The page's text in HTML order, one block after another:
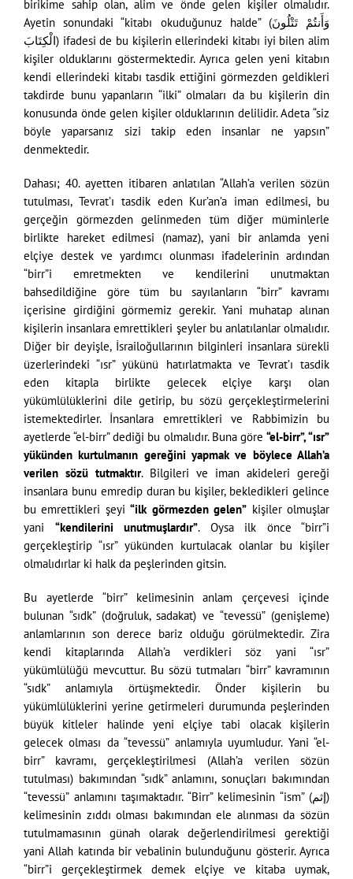
birikime sahip olan, alim ve önde gelen kişiler olmalıdır.
Ayetin sonundaki “kitabı okuduğunuz halde” (وَأَنتُمْ تَتْلُونَ
الْكِتَابَ) ifadesi de bu kişilerin ellerindeki kitabı iyi bilen alim
kişiler olduklarını göstermektedir. Ayrıca gelen yeni kitabın
kendi ellerindeki kitabı tasdik ettiğini görmezden geldikleri
takdirde bunu yapanların “ilki” olmaları da bu kişilerin din
konusunda önde gelen kişiler olduklarının delilidir. Adeta “siz
böyle yaparsanız sizi takip eden insanlar ne yapsın”
denmektedir.
Dahası; 40. ayetten itibaren anlatılan “Allah’a verilen sözün
tutulması, Tevrat’ı tasdik eden Kur’an’a iman edilmesi, bu
gerçeğin görmezden gelinmeden tüm diğer müminlerle
birlikte hareket edilmesi (namaz), yani bir anlamda yeni
elçiye destek ve yardımcı olunması ifadelerinin ardından
“birr”i emretmekten ve kendilerini unutmaktan
bahsedildiğine göre tüm bu sayılanların “birr” kavramı
içerisine girdiğini görmemiz gerekir. Yani muhatap alınan
kişilerin insanlara emrettikleri şeyler bu anlatılanlar olmalıdır.
Diğer bir deyişle, İsrailoğullarının bilginleri insanlara sürekli
üzerlerindeki “ısr” yükünü hatırlatmakta ve Tevrat’ı tasdik
eden kitapla birlikte gelecek elçiye karşı olan
yükümlülüklerini dile getirip, bu sözü gerçekleştirmelerini
istemektedirler. İnsanlara emrettikleri ve Rabbimizin bu
ayetlerde “el-birr” dediği bu olmalıdır. Buna göre “el-birr”, “ısr”
yükünden kurtulmanın gereğini yapmak ve böylece Allah’a
verilen sözü tutmaktır. Bilgileri ve iman akideleri gereği
insanlara bunu emredip duran bu kişiler, bekledikleri gelince
bu emrettikleri şeyi“ilk görmezden gelen” kişiler olmuşlar
yani “kendilerini unutmuşlardır”. Oysa ilk önce “birr”i
gerçekleştirip “ısr” yükünden kurtulacak olanlar bu kişiler
olmalıdırlar ki halk da peşlerinden gitsin.
Bu ayetlerde “birr” kelimesinin anlam çerçevesi içinde
bulunan “sıdk” (doğruluk, sadakat) ve “tevessü” (genişleme)
anlamlarının son derece bariz olduğu görülmektedir. Zira
kendi kitaplarında Allah’a verdikleri söz yani “ısr”
yükümlülüğü mevcuttur. Bu sözü tutmaları “birr” kavramının
“sıdk” anlamıyla örtüşmektedir. Önder kişilerin bu
yükümlülüklerini yerine getirmeleri durumunda peşlerinden
büyük kitleler halinde yeni elçiye tabi olacak kişilerin
gelecek olması da “tevessü” anlamıyla uyumludur. Yani “el-
birr” kavramı, gerçekleştirilmesi (Allah’a verilen sözün
tutulması) bakımından “sıdk” anlamını, sonuçları bakımından
“tevessü” anlamını taşımaktadır. “Birr” kelimesinin “ism” (إثم)
kelimesinin zıddı olması bakımından ele alınması da sözün
tutulmamasının günah olarak değerlendirilmesi gerektiği
yani Allah katında bir vebalinin bulunduğunu gösterir. Ayrıca
“birr”i gerçekleştirmek demek elçiye ve kitaba uymak,